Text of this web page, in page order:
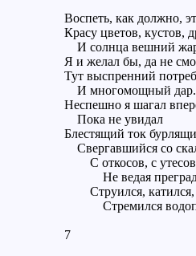
Воспеть, как должно,
Красу цветов, кустов,
И солнца вешний
Я и желал бы, да не
Тут выспренний
И многомощный дар.
Неспешно я шагал
Пока не увидал
Блестящий ток
Свергавшийся со
С откосов, с
Не ведая
Струился, катился,
Стремился
7